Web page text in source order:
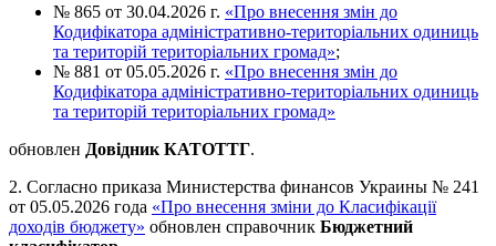
№ 865 от 30.04.2026 г. «Про внесення змін до
Кодифікатора адміністративно-територіальних одиниць
та територій територіальних громад»;
№ 881 от 05.05.2026 г. «Про внесення змін до
Кодифікатора адміністративно-територіальних одиниць
та територій територіальних громад»
обновлен Довідник КАТОТТГ.
2. Согласно приказа Министерства финансов Украины № 241
от 05.05.2026 года «Про внесення зміни до Класифікації
доходів бюджету» обновлен справочник Бюджетний